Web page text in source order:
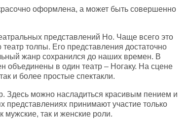
оформлена, а может быть совершенно
представлений Но. Чаще всего это
толпы. Его представления достаточно
жанр сохранился до наших времен. В
объединены в один театр – Ногаку. На сцене
и более простые спектакли.
Здесь можно насладиться красивым пением и
принимают участие только
так и женские роли.